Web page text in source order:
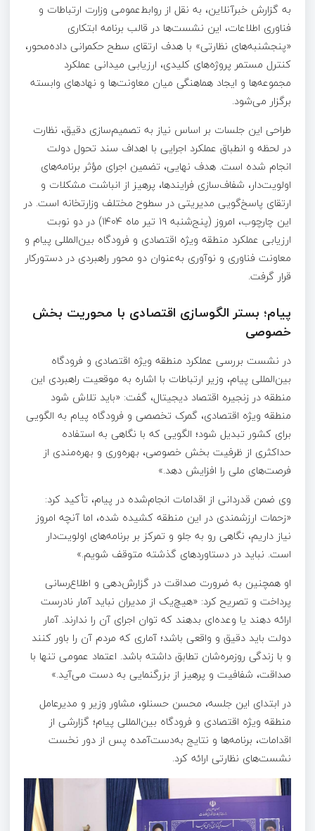
به گزارش خبرآنلاین، به نقل از روابط‌عمومی وزارت ارتباطات و
فناوری اطلاعات، این نشست‌ها در قالب برنامه ابتکاری
«پنجشنبه‌های نظارتی» با هدف ارتقای سطح حکمرانی داده‌محور،
کنترل مستمر پروژه‌های کلیدی، ارزیابی میدانی عملکرد
مجموعه‌ها و ایجاد هماهنگی میان معاونت‌ها و نهادهای وابسته
برگزار می‌شود.
طراحی این جلسات بر اساس نیاز به تصمیم‌سازی دقیق، نظارت
در لحظه و انطباق عملکرد اجرایی با اهداف سند تحول دولت
انجام شده است. هدف نهایی، تضمین اجرای مؤثر برنامه‌های
اولویت‌دار، شفاف‌سازی فرایندها، پرهیز از انباشت مشکلات و
ارتقای پاسخ‌گویی مدیریتی در سطوح مختلف وزارتخانه است. در
این چارچوب، امروز (پنج‌شنبه ۱۹ تیر ماه ۱۴۰۴) در دو نوبت
ارزیابی عملکرد منطقه ویژه اقتصادی و فرودگاه بین‌المللی پیام و
معاونت فناوری و نوآوری به‌عنوان دو محور راهبردی در دستورکار
قرار گرفت.
پیام؛ بستر الگوسازی اقتصادی با محوریت بخش
خصوصی
در نشست بررسی عملکرد منطقه ویژه اقتصادی و فرودگاه
بین‌المللی پیام، وزیر ارتباطات با اشاره به موقعیت راهبردی این
منطقه در زنجیره اقتصاد دیجیتال، گفت: «باید تلاش شود
منطقه ویژه اقتصادی، گمرک تخصصی و فرودگاه پیام به الگویی
برای کشور تبدیل شود؛ الگویی که با نگاهی به استفاده
حداکثری از ظرفیت بخش خصوصی، بهره‌وری و بهره‌مندی از
فرصت‌های ملی را افزایش دهد.»
وی ضمن قدردانی از اقدامات انجام‌شده در پیام، تأکید کرد:
«زحمات ارزشمندی در این منطقه کشیده شده، اما آنچه امروز
نیاز داریم، نگاهی رو به جلو و تمرکز بر برنامه‌های اولویت‌دار
است. نباید در دستاوردهای گذشته متوقف شویم.»
او همچنین به ضرورت صداقت در گزارش‌دهی و اطلاع‌رسانی
پرداخت و تصریح کرد: «هیچ‌یک از مدیران نباید آمار نادرست
ارائه دهند یا وعده‌ای بدهند که توان اجرای آن را ندارند. آمار
دولت باید دقیق و واقعی باشد؛ آماری که مردم آن را باور کنند
و با زندگی روزمره‌شان تطابق داشته باشد. اعتماد عمومی تنها با
صداقت، شفافیت و پرهیز از بزرگنمایی به دست می‌آید.»
در ابتدای این جلسه، محسن حسنلو، مشاور وزیر و مدیرعامل
منطقه ویژه اقتصادی و فرودگاه بین‌المللی پیام؛ گزارشی از
اقدامات، برنامه‌ها و نتایج به‌دست‌آمده پس از دور نخست
نشست‌های نظارتی ارائه کرد.